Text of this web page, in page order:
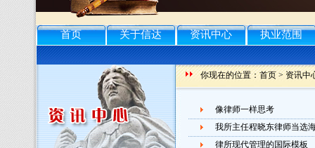
首页 关于信达 资讯中心 执业范围
你现在的位置：首页>资讯中
像律师一样思考
我所主任程晓东律师当选
律所现代管理的国际模板